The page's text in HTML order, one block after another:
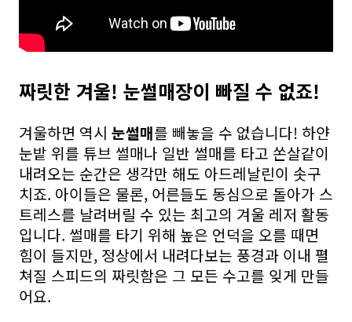
짜릿한 겨울! 눈썰매장이 빠질 수 없죠!
겨울하면 역시 눈썰매를 빼놓을 수 없습니다! 하얀
눈밭 위를 튜브 썰매나 일반 썰매를 타고 쏜살같이
내려오는 순간은 생각만 해도 아드레날린이 솟구
치죠. 아이들은 물론, 어른들도 동심으로 돌아가 스
트레스를 날려버릴 수 있는 최고의 겨울 레저 활동
입니다. 썰매를 타기 위해 높은 언덕을 오를 때면
힘이 들지만, 정상에서 내려다보는 풍경과 이내 펼
쳐질 스피드의 짜릿함은 그 모든 수고를 잊게 만들
어요.